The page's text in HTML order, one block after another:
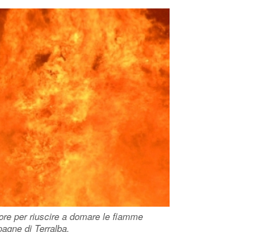
per riuscire a domare le fiamme
di Terralba.